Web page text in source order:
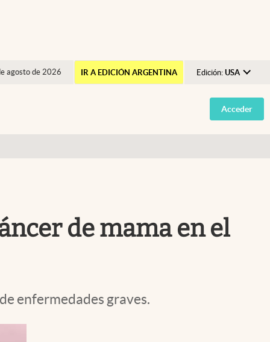
agosto de 2026 IR A EDICIÓN ARGENTINA Edición: USA
Argentina
España
Acceder
de mama en el
enfermedades graves.